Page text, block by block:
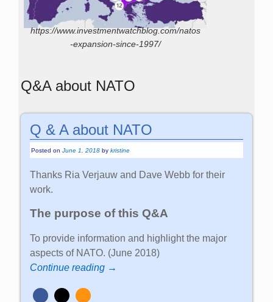
https://www.investmentwatchblog.com/natos
-expansion-since-1997/
Q&A about NATO
Q & A about NATO
Posted onJune 1, 2018 bykristine
Thanks Ria Verjauw and Dave Webb for their
work.
The purpose of this Q&A
To provide information and highlight the major
aspects of NATO. (June 2018)
Continue reading →